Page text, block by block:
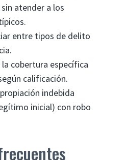
atender a los
entre tipos de delito
cobertura específica
calificación.
indebida
inicial) con robo